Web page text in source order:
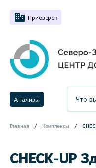
Приозерск
Анализы
Главная Комплексы
CHECK-UP